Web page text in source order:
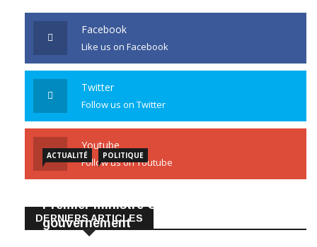
Facebook
Like us on Facebook
Twitter
Follow us on Twitter
Youtube
Follow us on Youtube
DERNIERS ARTICLES
ACTUALITÉ POLITIQUE
Premier ministre Ousmane Sonko et du
gouvernement